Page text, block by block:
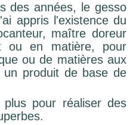
des années, le gesso
appris l'existence du
maître doreur
ou en matière, pour
ou de matières aux
produit de base de
pour réaliser des